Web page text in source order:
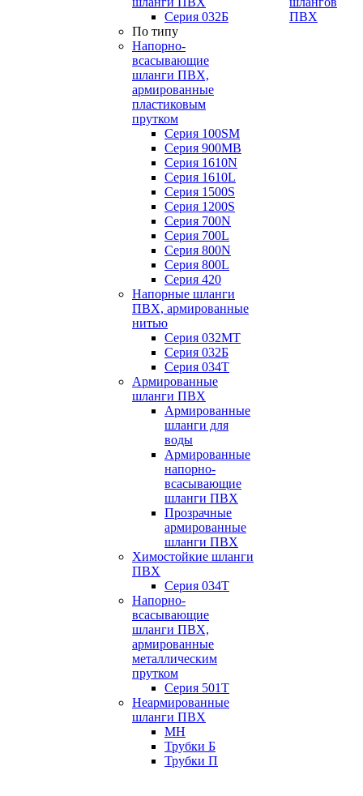
Серия 032Б
По типу
Напорно-
всасывающие
шланги ПВХ,
армированные
пластиковым
прутком
Серия 100SM
Серия 900MB
Серия 1610N
Серия 1610L
Серия 1500S
Серия 1200S
Серия 700N
Серия 700L
Серия 800N
Серия 800L
Серия 420
Напорные шланги
ПВХ, армированные
нитью
Серия 032МТ
Серия 032Б
Серия 034Т
Армированные
шланги ПВХ
Армированные
шланги для
воды
Армированные
напорно-
всасывающие
шланги ПВХ
Прозрачные
армированные
шланги ПВХ
Химостойкие шланги
ПВХ
Серия 034Т
Напорно-
всасывающие
шланги ПВХ,
армированные
металлическим
прутком
Серия 501T
Неармированные
шланги ПВХ
МН
Трубки Б
Трубки П
ПВХ